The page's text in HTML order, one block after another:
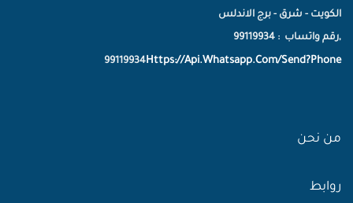
الكويت - شرق - برج الاندلس
,رقم واتساب : 99119934
Https://Api.Whatsapp.Com/Send?Phone
99119934
من نحن
روابط